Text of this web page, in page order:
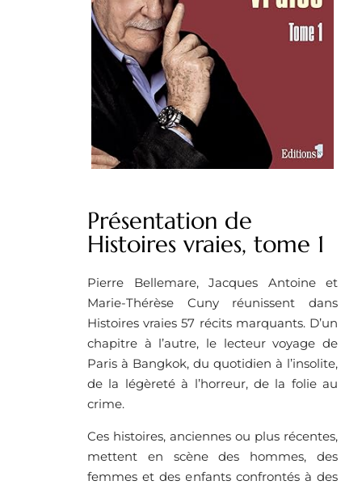
Présentation de
Histoires vraies, tome 1
Pierre Bellemare, Jacques Antoine et
Marie-Thérèse Cuny réunissent dans
Histoires vraies 57 récits marquants. D’un
chapitre à l’autre, le lecteur voyage de
Paris à Bangkok, du quotidien à l’insolite,
de la légèreté à l’horreur, de la folie au
crime.
Ces histoires, anciennes ou plus récentes,
mettent en scène des hommes, des
femmes et des enfants confrontés à des